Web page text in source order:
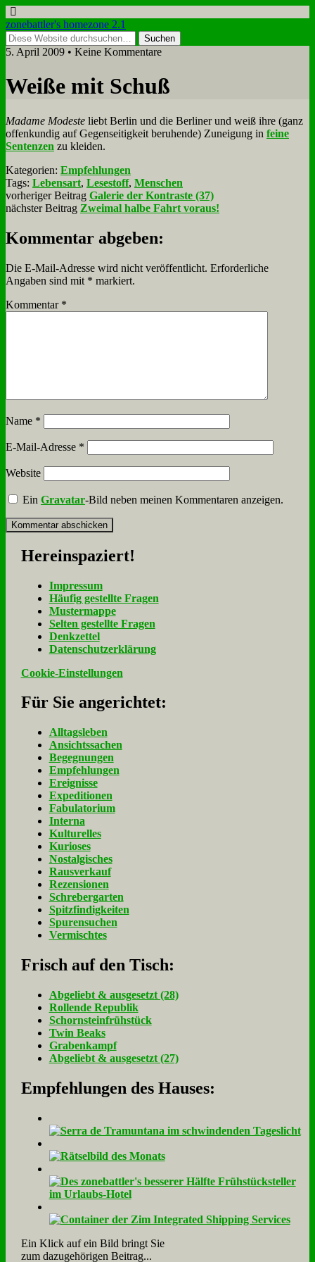
zonebattler's homezone 2.1
5. April 2009 • Keine Kommentare
Wei­ße mit Schuß
Ma­dame Mo­de­ste liebt Ber­lin und die Ber­li­ner und weiß ih­re (ganz
of­fen­kun­dig auf Ge­gen­sei­tig­keit be­ru­hen­de) Zu­nei­gung in fei­ne
Sen­ten­zen zu klei­den.
Kategorien: Empfehlungen
Tags: Lebensart, Lesestoff, Menschen
vorheriger Beitrag Galerie der Kontraste (37)
nächster Beitrag Zweimal halbe Fahrt voraus!
Kommentar abgeben:
Die E-Mail-Adresse wird nicht veröffentlicht. Erforderliche
Angaben sind mit * markiert.
Kommentar *
Name *
E-Mail-Adresse *
Website
EinGravatar-Bild neben meinen Kommentaren anzeigen.
Her­ein­spa­ziert!
Im­pres­sum
Häu­fig ge­stell­te Fra­gen
Mu­ster­map­pe
Sel­ten ge­stell­te Fra­gen
Denk­zet­tel
Da­ten­schutz­er­klä­rung
Cookie-Einstellungen
Für Sie an­ge­rich­tet:
Alltagsleben
Ansichtssachen
Begegnungen
Empfehlungen
Ereignisse
Expeditionen
Fabulatorium
Interna
Kulturelles
Kurioses
Nostalgisches
Rausverkauf
Rezensionen
Schrebergarten
Spitzfindigkeiten
Spurensuchen
Vermischtes
Frisch auf den Tisch:
Ab­ge­liebt & aus­ge­setzt (28)
Rol­len­de Re­pu­blik
Schorn­stein­früh­stück
Twin Beaks
Gra­ben­kampf
Ab­ge­liebt & aus­ge­setzt (27)
Empfehlungen des Hauses:
Ein Klick auf ein Bild bringt Sie
zum dazugehörigen Beitrag...